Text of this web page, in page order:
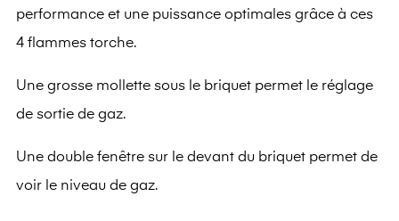
performance et une puissance optimales grâce à ces
4 flammes torche.
Une grosse mollette sous le briquet permet le réglage
de sortie de gaz.
Une double fenêtre sur le devant du briquet permet de
voir le niveau de gaz.